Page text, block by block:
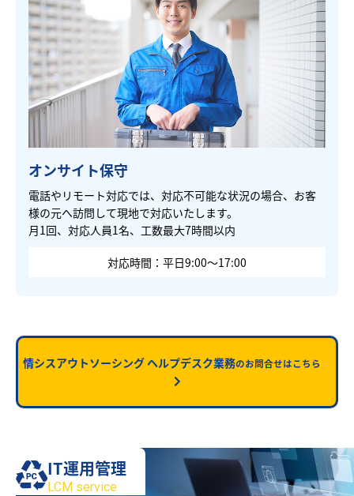
オンサイト保守
電話やリモート対応では、対応不可能な状況の場合、お客
様の元へ訪問して現地で対応いたします。
月1回、対応人員1名、工数最大7時間以内
対応時間：平日9:00～17:00
情シスアウトソーシング ヘルプデスク業務のお問合せはこちら
IT運用管理
LCM service